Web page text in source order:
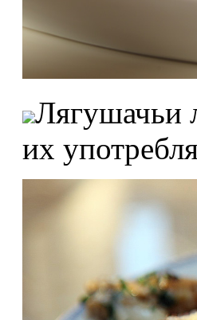
Лягушачьи
их